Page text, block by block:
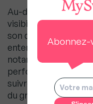
Au-delà de
visibilité, Amanda
son développement
entend renforcer
notamment à travers
performance
suivre et mesurer
du groupe.
Abonnez-